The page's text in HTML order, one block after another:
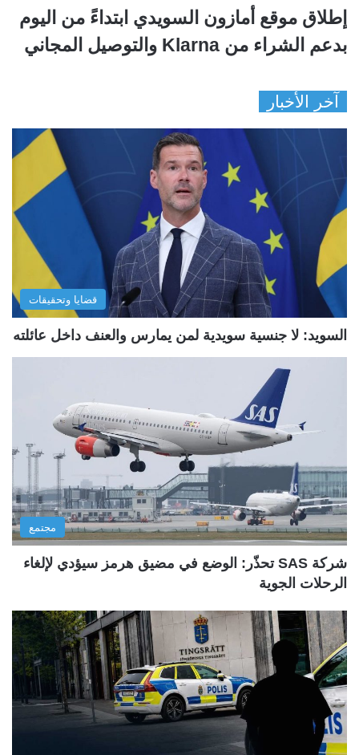
إطلاق موقع أمازون السويدي ابتداءً من اليوم
بدعم الشراء من Klarna والتوصيل المجاني
آخر الأخبار
قضايا وتحقيقات
السويد: لا جنسية سويدية لمن يمارس والعنف داخل عائلته
مجتمع
شركة SAS تحذّر: الوضع في مضيق هرمز سيؤدي لإلغاء
الرحلات الجوية